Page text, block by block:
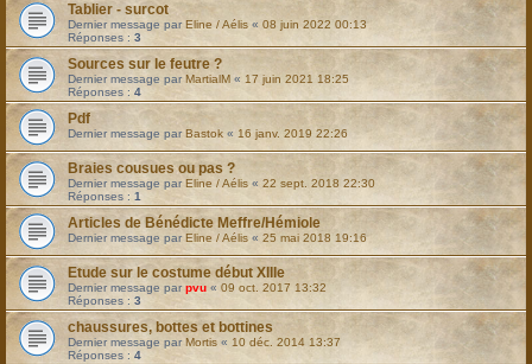
Tablier - surcot
Dernier message par Eline / Aélis « 08 juin 2022 00:13
Réponses : 3
Sources sur le feutre ?
Dernier message par MartialM « 17 juin 2021 18:25
Réponses : 4
Pdf
Dernier message par Bastok « 16 janv. 2019 22:26
Braies cousues ou pas ?
Dernier message par Eline / Aélis « 22 sept. 2018 22:30
Réponses : 1
Articles de Bénédicte Meffre/Hémiole
Dernier message par Eline / Aélis « 25 mai 2018 19:16
Etude sur le costume début XIIIe
Dernier message parpvu « 09 oct. 2017 13:32
Réponses : 3
chaussures, bottes et bottines
Dernier message par Mortis « 10 déc. 2014 13:37
Réponses : 4